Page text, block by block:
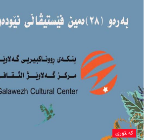
کەلتوری